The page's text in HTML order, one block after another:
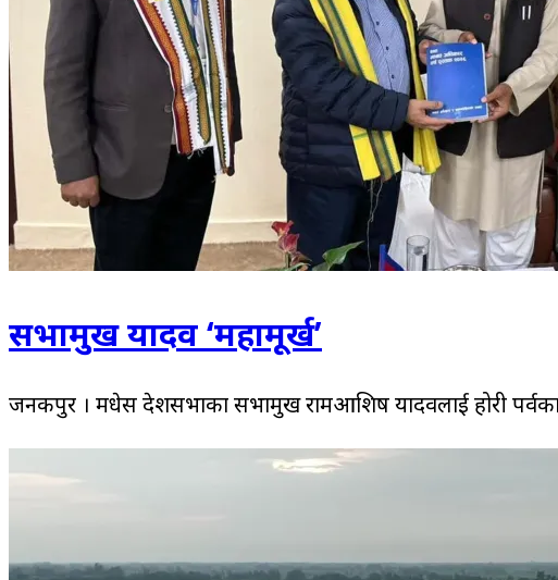
सभामुख यादव ‘महामूर्ख’
जनकपुर । मधेस प्रदेशसभाका सभामुख रामआशिष यादवलाई होरी